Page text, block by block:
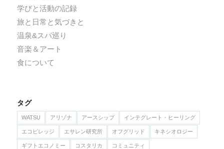
学びと活動の記録
旅と日常と気づきと
温泉&スパ巡り
音楽＆アート
食について
タグ
WATSU アリゾナ アースシップ インテグレート・ヒーリング
エコビレッジ エサレン研究所 オフグリッド キネシオロジー
ギフトエコノミー コスタリカ コミュニティ